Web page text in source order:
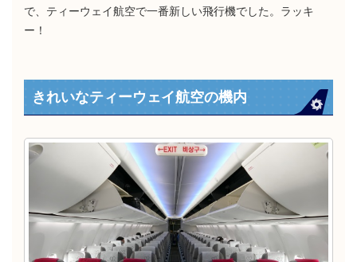
で、ティーウェイ航空で一番新しい飛行機でした。ラッキ
ー！
きれいなティーウェイ航空の機内